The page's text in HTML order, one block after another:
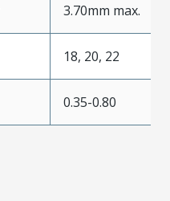
3.70mm max.
18, 20, 22
0.35-0.80